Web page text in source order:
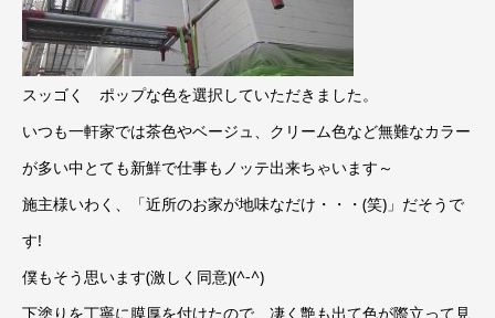
スッゴく ポップな色を選択していただきました。
いつも一軒家では茶色やベージュ、クリーム色など無難なカラー
が多い中とても新鮮で仕事もノッテ出来ちゃいます～
施主様いわく、「近所のお家が地味なだけ・・・(笑)」だそうで
す!
僕もそう思います(激しく同意)(^-^)
下塗りを丁寧に膜厚を付けたので、凄く艶も出て色が際立って見